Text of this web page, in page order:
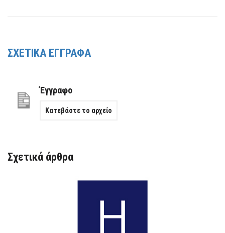
ΣΧΕΤΙΚΑ ΕΓΓΡΑΦΑ
Έγγραφο
Κατεβάστε το αρχείο
Σχετικά άρθρα